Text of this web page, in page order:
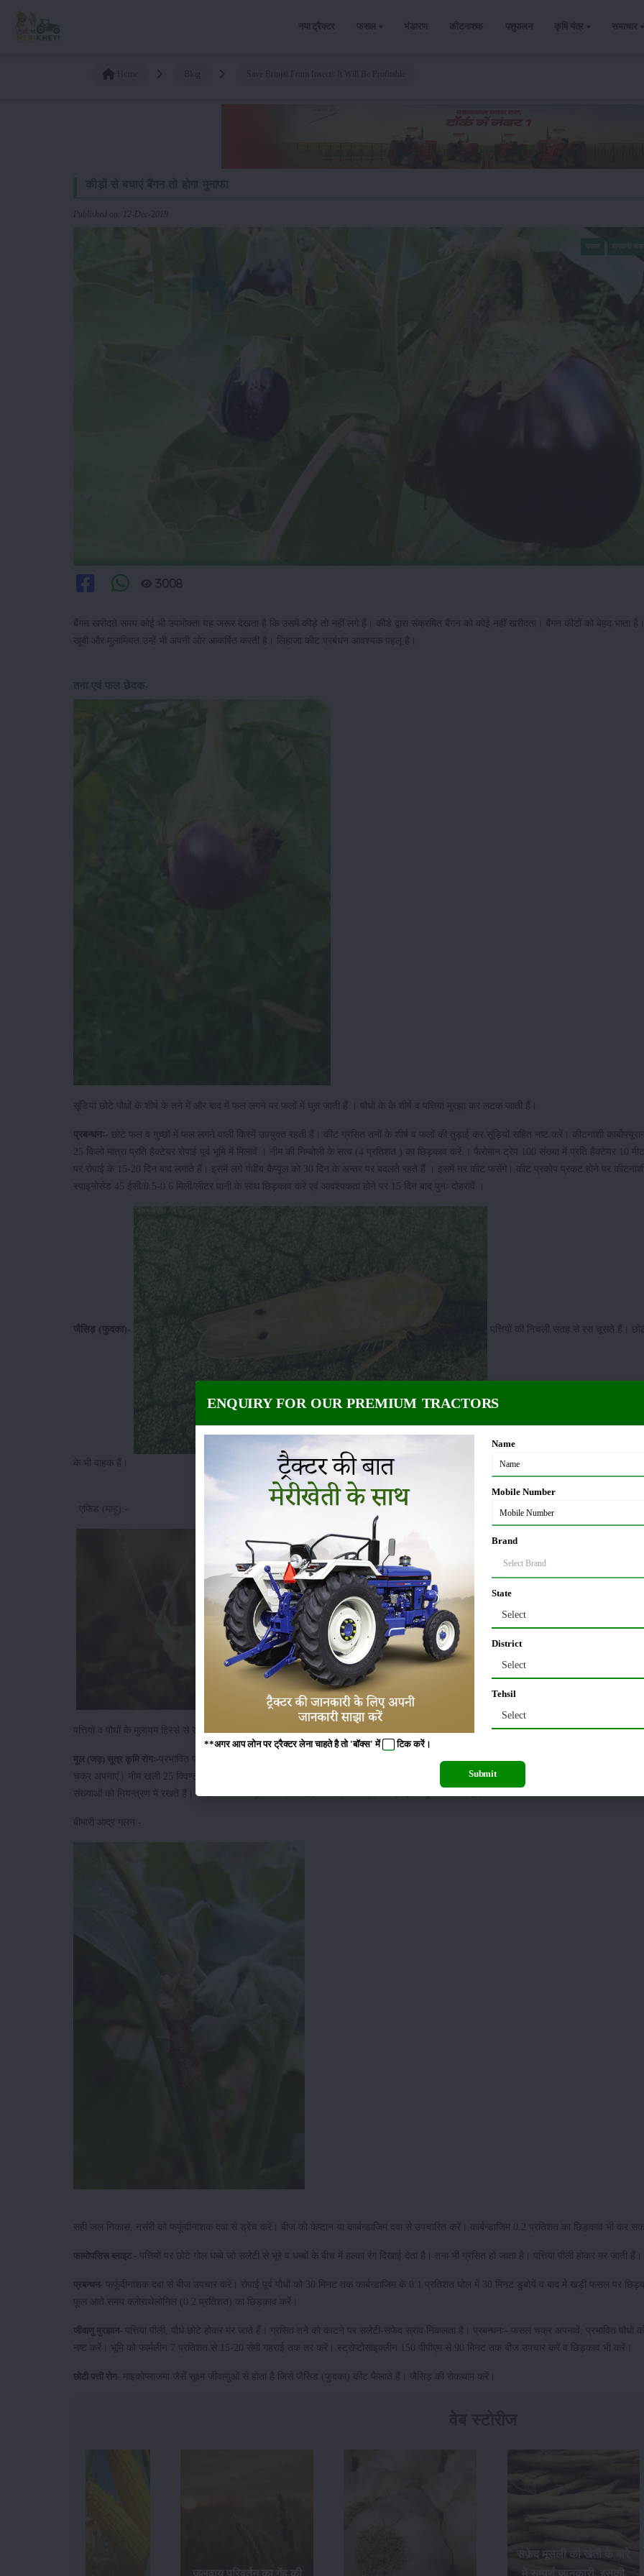
नया ट्रैक्टर फसल भंडारण कीटनाशक पशुपालन कृषि यंत्र समाचार
Published on: 12-Dec-2019
3008
बैंगन खरीदते समय कोई भी उपभोक्ता यह जरूर देखता है ​कि उसमें कीड़े तो नहीं लगे हैं। कीडे द्वारा संक्रमित बैंगन को कोई नहीं खरीदता। बैंगन कीटों को बेहद भाता है।
खूबी और मुलामियत उन्हें भी अपनी ओर आकर्षित करती है। लिहाजा कीट प्रबंधन आवश्यक पहलू है।
सूंडियां छोटे पौधों के शीर्ष के तने में और बाद में फल लगने पर फलों में घुस जाती हैं । पौधों के के शीर्ष व पत्तियां मुरझा कर लटक जाती हैं।
प्रबन्धनः- छोटे फल व गुच्छों में फल लगने वाली किस्में उपयुक्त रहती हैं। कीट ग्रसित तनों के शीर्ष व फलों की तुड़ाई कर सूंड़ियों सहित नष्ट करें। कीटनाशी
25 किलो मात्रा प्रति हैक्टेयर रोपाई पूर्व भूमि में मिलावें । नीम की निम्बोली के सत्व (4 प्रतिशत ) का छिड़काव करें । फैरोमान ट्रेप 100 संख्या में प्रति हैक्टेयर 10
पर रोपाई के 15-20 दिन बाद लगाते हैं। इसमें लगे गंधीय कैप्यूल को 30 दिन के अन्तर पर बदलते रहते हैं । इसमें नर कीट फसेंगे। कीट प्रकोप प्रकट होने पर कीटनाशी
स्पाइनोसेड 45 ईसी/0.5-0.6 मिली/लीटर पानी के साथ छिड़काव करें एवं आवश्यकता होने पर 15 दिन बाद पुनः दोहरावें ।
जैसिड़ (फुदका)- पत्तियों की निचली सतह से रस चूसते हैं। छोटी
के भी वाहक हैं।
एफिड (माहू):-
पत्तियों व पौधों के मुलायम हिस्से से रस चूसते हैं। दोनों के प्रबन्धन हेतु कीटनाशी इमिडाक्लोप्रिड़ 17.8 एस.एल.0.5 0.6 एम एल/पानी के साथ 10 दिन के अन्तराल
मूल (जड़) सूत्र कृमि रोगः- प्रभावित पौधे छोटे बौने, पत्तियाॅ पीली जड़ जाती हैं। जड़ों पर गाठें बन जाती है। प्रबन्धनः-गर्मियों में गहरी जुताई कर तेज धूप में खेत को खुला
चक्र अपनाएंं। नीम खली 25 क्विण्टल प्रति हैक्टेयर या जैविक खादों का अधिकतम इस्तेमाल करने से भूमि में लाभदायक सूक्ष्मजीवों की संख्या बढ़ेगी जो हानिकारक
संख्याओं को नियन्त्रण में रखते हैं। कीटनाशी कार्बोफ्यूरान 3 जी की 25 किलोग्राम मात्रा पति हैक्टेयर भूमि में मिलाते हैं।
बीमारी आद्र गलन -
सही जल निकास, नर्सरी को फफूंदीनाशक दवा से ड्रेंच करें। बीज को केप्टान या कार्बन्डाजिम दवा से उपचारित करें। कार्बन्डाजिम 0.2 प्रतिशत का छिड़काव भी कर
फामोपसिस ब्लाइट - पत्तियों पर छोटे गोल धब्बे जो सलेटी से भूरे व धब्बों के बीच में हल्का रंग दिखाई देता है। तना भी ग्रसित हो जाता है। पत्तिया पीली होकर मर जाती हैं।
प्रबन्धन- फफूंदीनाशक दवा से बीज उपचार करें। रोपाई पूर्व पौधों को 30 मिनट तक कार्बन्डाजिम के 0.1 प्रतिशत घोल में 30 मिनट डुबोयें व बाद मे खड़ी फसल पर
फूल आते समय क्लोराथेलोनिल (0.2 प्रतिशत) का छिड़काव करें।
जीवाणु मुरझान- पत्तियां पीली, पौधे छोटे होकर मर जाते हैं। ग्रसित तने को काटने पर सलेटी-सफेद स्राव निकलता है। प्रबन्धनः- फसल चक्र अपनावें, प्रभावित पौधों
नष्ट करें। भूमि को फार्मलीन 7 प्रतिशत से 15-20 सेमी गहराई तक तर करें। स्ट्रोप्टोसाइक्लीन 150 पीपीएम से 90 मिनट तक बीज उपचार करें व छिड़काव भी करें।
छोटी पत्ती रोग- माइकोप्लाजमा जैसें सूक्ष्म जीवाणुओं से होता है जिसे जैसिड (फुदका) कीट फैलाते हैं। जैसिड़ की रोकथाम करें।
फसलों का अधिक उत्पादन
ENQUIRY FOR OUR PREMIUM TRACTORS
Name
Mobile Number
Brand
State
Select
District
Select
Tehsil
Select
**अगर आप लोन पर ट्रैक्टर लेना चाहते है तो 'बॉक्स' में टिककरें।
Submit